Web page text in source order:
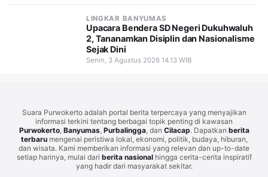
LINGKAR BANYUMAS
Upacara Bendera SD Negeri Dukuhwaluh
2, Tananamkan Disiplin dan Nasionalisme
Sejak Dini
Senin, 3 Agustus 2026 14.13 WIB
Suara Purwokerto adalah portal berita terpercaya yang menyajikan
informasi terkini tentang berbagai topik penting di kawasan
Purwokerto, Banyumas, Purbalingga, dan Cilacap. Dapatkan berita
terbarumengenai peristiwa lokal, ekonomi, politik, budaya, hiburan,
dan wisata. Kami memberikan informasi yang relevan dan up-to-date
setiap harinya, mulai dari berita nasionalhingga cerita-cerita inspiratif
yang hadir dari masyarakat sekitar.